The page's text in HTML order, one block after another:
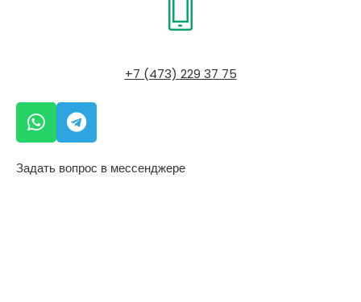
+7 (473) 229 37 75
Задать вопрос в мессенджере